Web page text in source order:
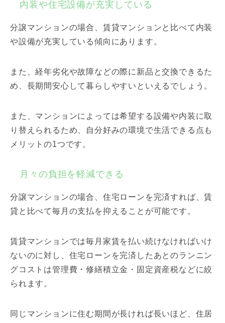
内装や住宅設備が充実している
分譲マンションの場合、賃貸マンションと比べて内装
や設備が充実している傾向にあります。
また、経年劣化や故障などの際に新品と交換できるた
め、長期間安心して暮らしやすいといえるでしょう。
また、マンションによっては希望する設備や内装に取
り替えられるため、自分好みの環境で生活できる点も
メリットの1つです。
月々の負担を軽減できる
分譲マンションの場合、住宅ローンを完済すれば、賃
貸と比べて毎月の支払を抑えることが可能です。
賃貸マンションでは毎月家賃を払い続けなければいけ
ないのに対し、住宅ローンを完済したあとのランニン
グコストは管理費・修繕積立金・固定資産税などに絞
られます。
同じマンションに住む期間が長ければ長いほど、住居